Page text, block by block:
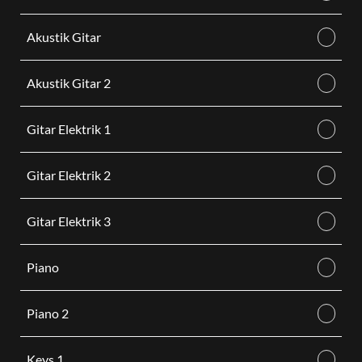
Akustik Gitar
Akustik Gitar 2
Gitar Elektrik 1
Gitar Elektrik 2
Gitar Elektrik 3
Piano
Piano 2